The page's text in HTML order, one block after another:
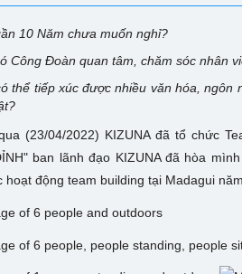
10 Năm chưa muốn nghỉ?
Công Đoàn quan tâm, chăm sóc nhân
thể tiếp xúc được nhiều văn hóa, ngôn
(23/04/2022) KIZUNA đã tổ chức
ban lãnh đạo KIZUNA đã hòa
hoạt động team building tại Madagui